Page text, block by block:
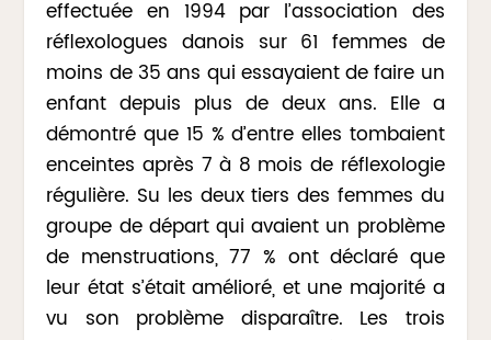
effectuée en 1994 par l’association des
réflexologues danois sur 61 femmes de
moins de 35 ans qui essayaient de faire un
enfant depuis plus de deux ans. Elle a
démontré que 15 % d’entre elles tombaient
enceintes après 7 à 8 mois de réflexologie
régulière. Su les deux tiers des femmes du
groupe de départ qui avaient un problème
de menstruations, 77 % ont déclaré que
leur état s’était amélioré, et une majorité a
vu son problème disparaître. Les trois